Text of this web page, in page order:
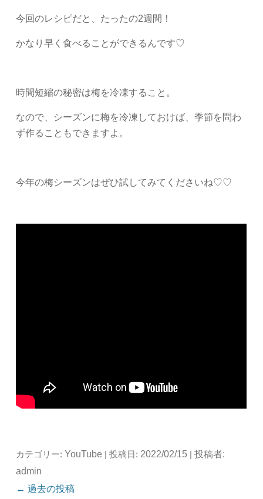
今回のレシピだと、たったの2週間！
かなり早く食べることができるんです♡
時間短縮の秘密は梅を冷凍すること。
なので、シーズンに梅を冷凍しておけば、季節を問わ
ず作ることもできますよ。
今年の梅シーズンはぜひ試してみてくださいね♡♡
カテゴリー: YouTube | 投稿日:2022/02/15 |投稿者:
admin
投稿ナビゲーション
← 過去の投稿